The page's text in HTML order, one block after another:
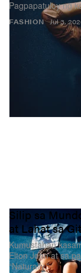
FASHION
Pagpapatuloy ng
Jul 3,
Silip sa
at Lahat sa
Kumustahan
Elton John at sa
“Naturally.”